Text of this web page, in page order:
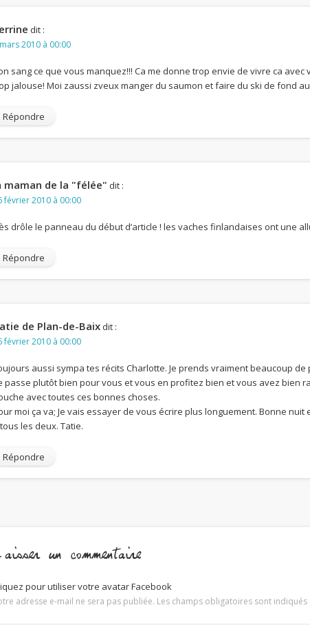
dit :
2010 à 00:00
sang ce que vous manquez!!! Ca me donne trop envie de vivre ca avec
jalouse! Moi zaussi zveux manger du saumon et faire du ski de fond
Répondre
maman de la "félée" dit :
février 2010 à 00:00
drôle le panneau du début d’article ! les vaches finlandaises ont une
Répondre
de Plan-de-Baix dit :
février 2010 à 00:00
aussi sympa tes récits Charlotte. Je prends vraiment beaucoup de
passe plutôt bien pour vous et vous en profitez bien et vous avez bien
avec toutes ces bonnes choses.
moi ça va; Je vais essayer de vous écrire plus longuement. Bonne
les deux. Tatie.
Répondre
un commentaire
pour utiliser votre avatar Facebook
adresse e-mail ne sera pas publiée. Les champs obligatoires sont indiqués